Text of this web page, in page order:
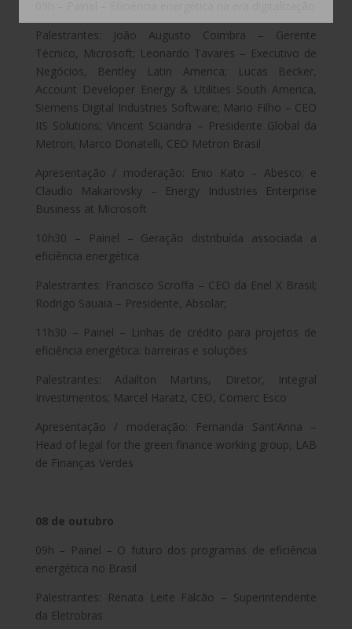
Palestrantes: João Augusto Coimbra – Gerente
Técnico, Microsoft; Leonardo Tavares – Executivo de
Negócios, Bentley Latin America; Lucas Becker,
Account Developer Energy & Utilities South America,
Siemens Digital Industries Software; Mario Filho – CEO
IIS Solutions; Vincent Sciandra – Presidente Global da
Metron; Marco Donatelli, CEO Metron Brasil
Apresentação / moderação: Enio Kato – Abesco; e
Claudio Makarovsky – Energy Industries Enterprise
Business at Microsoft
10h30 – Painel – Geração distribuída associada a
eficiência energética
Palestrantes: Francisco Scroffa – CEO da Enel X Brasil;
Rodrigo Sauaia – Presidente, Absolar;
11h30 – Painel – Linhas de crédito para projetos de
eficiência energética: barreiras e soluções
Palestrantes: Adailton Martins, Diretor, Integral
Investimentos; Marcel Haratz, CEO, Comerc Esco
Apresentação / moderação: Fernanda Sant’Anna –
Head of legal for the green finance working group, LAB
de Finanças Verdes
08 de outubro
09h – Painel – O futuro dos programas de eficiência
energética no Brasil
Palestrantes: Renata Leite Falcão – Superintendente
da Eletrobras